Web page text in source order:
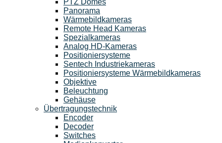
PTZ Domes
Panorama
Wärmebildkameras
Remote Head Kameras
Spezialkameras
Analog HD-Kameras
Positioniersysteme
Sentech Industriekameras
Positioniersysteme Wärmebildkameras
Objektive
Beleuchtung
Gehäuse
Übertragungstechnik
Encoder
Decoder
Switches